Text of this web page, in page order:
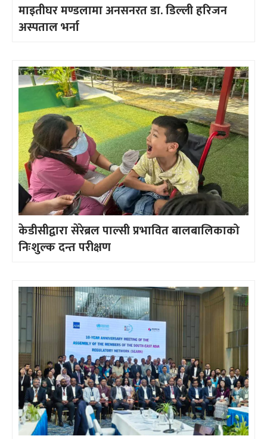
माइतीघर मण्डलामा अनसनरत डा. डिल्ली हरिजन
अस्पताल भर्ना
केडीसीद्वारा सेरेब्रल पाल्सी प्रभावित बालबालिकाको
निःशुल्क दन्त परीक्षण